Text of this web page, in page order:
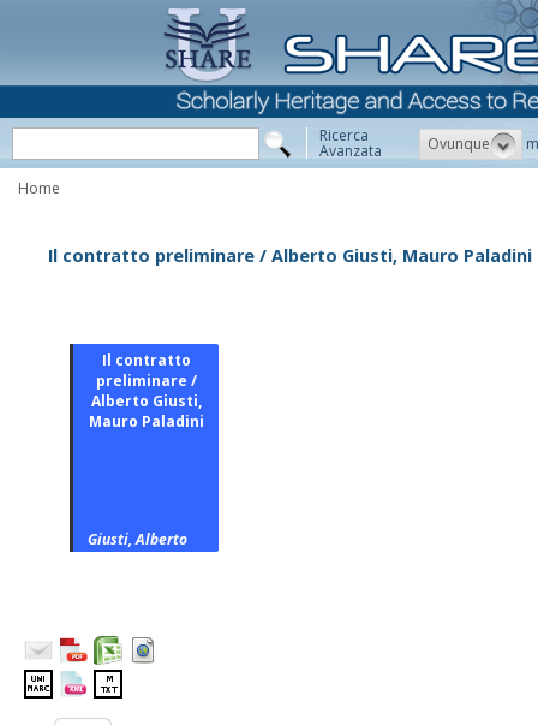
Ricerca
Avanzata Ovunque
Home
Il contratto preliminare / Alberto Giusti, Mauro Paladini
Il contratto
preliminare /
Alberto Giusti,
Mauro Paladini
Giusti, Alberto